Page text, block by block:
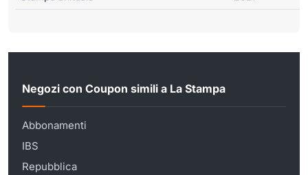
Negozi con Coupon simili a La Stampa
Abbonamenti
IBS
Repubblica